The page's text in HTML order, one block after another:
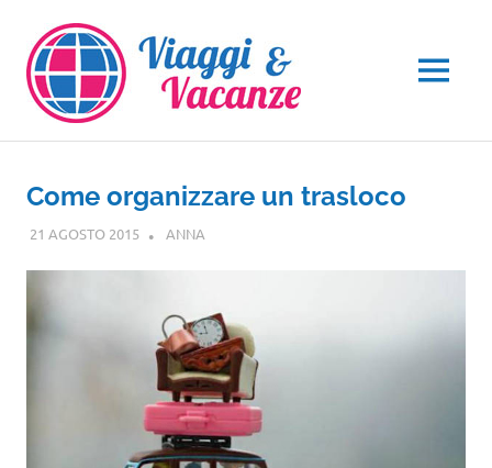
contenuto
MENU
Come organizzare un trasloco
21 AGOSTO 2015 ANNA